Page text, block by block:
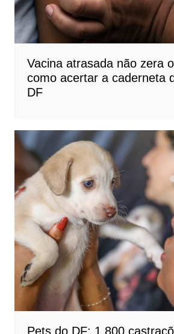
Vacina atrasada não zera
como acertar a caderneta
DF
Pets do DF: 1.800